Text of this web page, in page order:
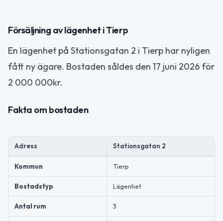
Försäljning av lägenhet i Tierp
En lägenhet på Stationsgatan 2 i Tierp har nyligen
fått ny ägare. Bostaden såldes den 17 juni 2026 för
2 000 000kr.
Fakta om bostaden
Adress Stationsgatan 2
Kommun Tierp
Bostadstyp Lägenhet
Antal rum 3